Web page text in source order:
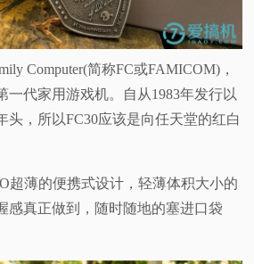
Computer(简称FC或FAMICOM)，
一代家用游戏机。自从1983年发行以
头，所以FC30应该是向任天堂的红白
超薄的便携式设计，轻薄体积大小的
感真正做到，随时随地的塞进口袋